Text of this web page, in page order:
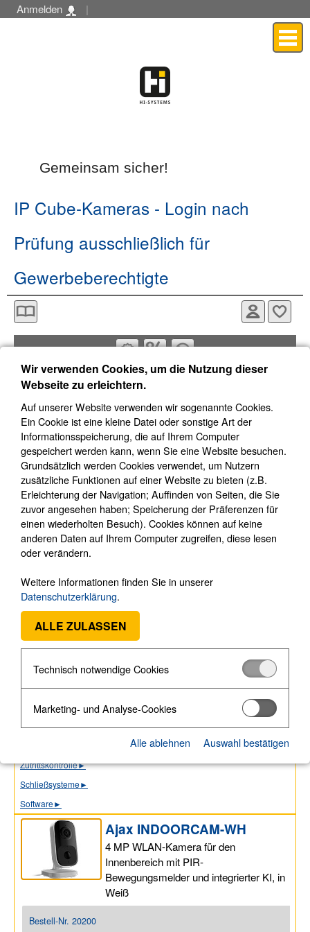
Gemeinsam sicher!
IP Cube-Kameras - Login nach
Prüfung ausschließlich für
Gewerbeberechtigte
Suchen:
15
Produktkatalog
Alarmsysteme►
Videoüberwachung▼
Vorführgeräte►
Hikvision►
Ajax▼
IP Dome-Kameras (16)
IP Turret-Kameras (16)
IP Cube-Kameras (2)
IP Video-Doorbell (4)
IP Videorecorder (18)
Zubehör (12)
Bodycams►
Medientechnik►
Zutrittskontrolle►
Schließsysteme►
Software►
Ajax INDOORCAM-WH
4 MP WLAN-Kamera für den
Innenbereich mit PIR-
Bewegungsmelder und integrierter KI, in
Weiß
Bestell-Nr.20200
Anmelden |
Wir verwenden Cookies, um die Nutzung dieser
Webseite zu erleichtern.
Auf unserer Website verwenden wir sogenannte Cookies.
Ein Cookie ist eine kleine Datei oder sonstige Art der
Informationsspeicherung, die auf Ihrem Computer
gespeichert werden kann, wenn Sie eine Website besuchen.
Grundsätzlich werden Cookies verwendet, um Nutzern
zusätzliche Funktionen auf einer Website zu bieten (z.B.
Erleichterung der Navigation; Auffinden von Seiten, die Sie
zuvor angesehen haben; Speicherung der Präferenzen für
einen wiederholten Besuch). Cookies können auf keine
anderen Daten auf Ihrem Computer zugreifen, diese lesen
oder verändern.
Weitere Informationen finden Sie in unserer
Datenschutzerklärung.
ALLE ZULASSEN
Technisch notwendige Cookies
Marketing- und Analyse-Cookies
Alle ablehnen Auswahl bestätigen